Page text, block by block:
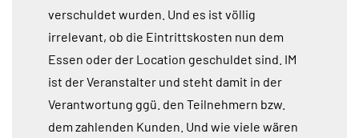
verschuldet wurden. Und es ist völlig
irrelevant, ob die Eintrittskosten nun dem
Essen oder der Location geschuldet sind. IM
ist der Veranstalter und steht damit in der
Verantwortung ggü. den Teilnehmern bzw.
dem zahlenden Kunden. Und wie viele wären